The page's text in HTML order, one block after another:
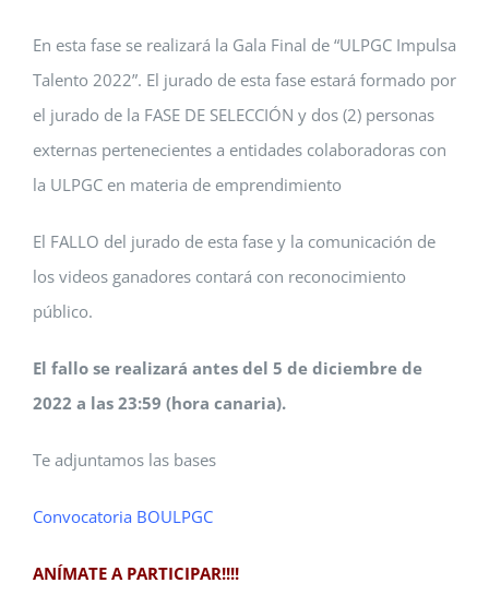
En esta fase se realizará la Gala Final de “ULPGC Impulsa
Talento 2022”. El jurado de esta fase estará formado por
el jurado de la FASE DE SELECCIÓN y dos (2) personas
externas pertenecientes a entidades colaboradoras con
la ULPGC en materia de emprendimiento
El FALLO del jurado de esta fase y la comunicación de
los videos ganadores contará con reconocimiento
público.
El fallo se realizará antes del 5 de diciembre de
2022 a las 23:59 (hora canaria).
Te adjuntamos las bases
Convocatoria BOULPGC
ANÍMATE A PARTICIPAR!!!!